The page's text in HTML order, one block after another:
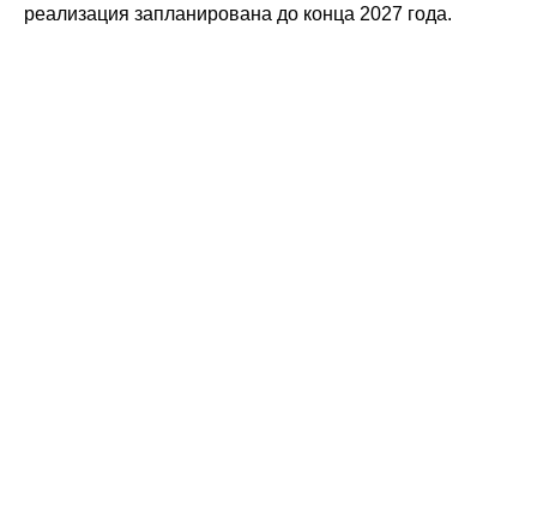
реализация запланирована до конца 2027 года.